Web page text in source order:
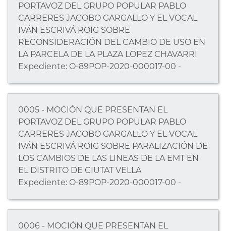
PORTAVOZ DEL GRUPO POPULAR PABLO
CARRERES JACOBO GARGALLO Y EL VOCAL
IVÁN ESCRIVÁ ROIG SOBRE
RECONSIDERACIÓN DEL CAMBIO DE USO EN
LA PARCELA DE LA PLAZA LOPEZ CHAVARRI
Expediente: O-89POP-2020-000017-00 -
0005 - MOCIÓN QUE PRESENTAN EL
PORTAVOZ DEL GRUPO POPULAR PABLO
CARRERES JACOBO GARGALLO Y EL VOCAL
IVÁN ESCRIVÁ ROIG SOBRE PARALIZACIÓN DE
LOS CAMBIOS DE LAS LINEAS DE LA EMT EN
EL DISTRITO DE CIUTAT VELLA
Expediente: O-89POP-2020-000017-00 -
0006 - MOCIÓN QUE PRESENTAN EL